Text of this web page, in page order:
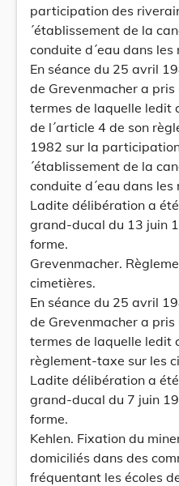
participation des
´établissement de la
conduite d´eau dans
En séance du 25 avril
de Grevenmacher a
termes de laquelle ledit
de l´article 4 de son
1982 sur la
´établissement de la
conduite d´eau dans
Ladite délibération a
grand-ducal du 13 juin
forme.
Grevenmacher.
cimetières.
En séance du 25 avril
de Grevenmacher a
termes de laquelle ledit
règlement-taxe sur les
Ladite délibération a
grand-ducal du 7 juin
forme.
Kehlen. Fixation du
domiciliés dans des
fréquentant les écoles